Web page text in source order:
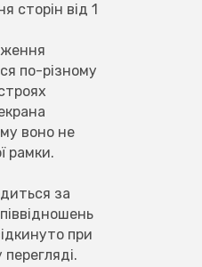
сторін від 1
по-різному
воно не
рамки.
за
при